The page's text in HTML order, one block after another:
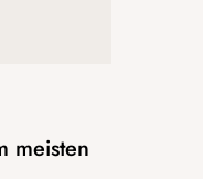
meisten